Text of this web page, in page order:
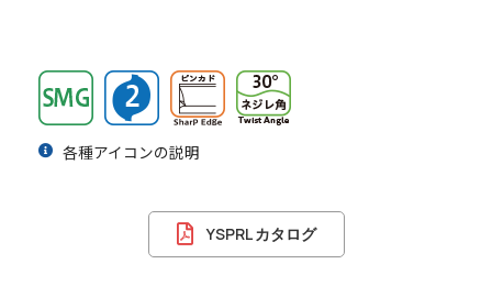
各種アイコンの説明
YSPRL カタログ